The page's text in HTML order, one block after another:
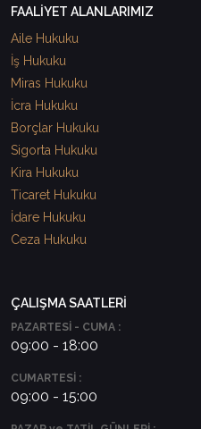
FAALİYET ALANLARIMIZ
Aile Hukuku
İş Hukuku
Miras Hukuku
İcra Hukuku
Borçlar Hukuku
Sigorta Hukuku
Kira Hukuku
Ticaret Hukuku
İdare Hukuku
Ceza Hukuku
ÇALIŞMA SAATLERİ
PAZARTESİ - CUMA :
09:00 - 18:00
CUMARTESİ :
09:00 - 15:00